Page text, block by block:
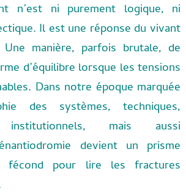
n’est ni purement logique, ni
Il est une réponse du vivant
Une manière, parfois brutale, de
d’équilibre lorsque les tensions
Dans notre époque marquée
des systèmes, techniques,
institutionnels, mais aussi
devient un prisme
fécond pour lire les fractures